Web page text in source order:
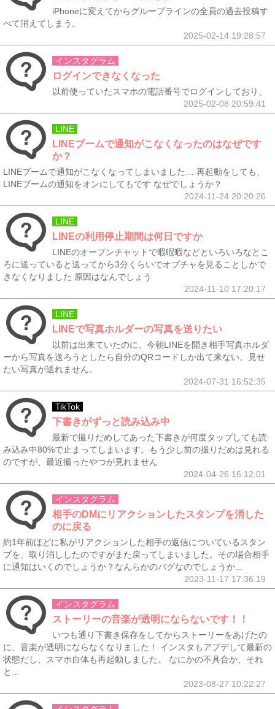
iPhoneに変えてからグループラインの全員の過去投稿す
べて消えてしまう。
2025-02-14 19:28:57
インスタグラム
ログインできなくなった
以前使っていたスマホの電話番号でログインしており、
2025-02-08 20:59:41
LINE
LINEブームで通知がこなくなったのはなぜです
か？
LINEブームで通知がこなくなってしまいました… 再起動をしても、
LINEブームの通知をオンにしてもです なぜでしょうか？
2024-11-24 20:20:26
LINE
LINEの利用停止期間は何日ですか
LINEのオープンチャットで暇暇暇などといろいろなとこ
ろに送っていると送ってから3分くらいでオプチャを見ることしかで
きなくなりました 原因はなんでしょう
2024-11-10 17:20:17
LINE
LINEで写真ホルダーの写真を送りたい
以前は出来ていたのに、今朝LINEを開き相手写真ホルダ
ーから写真を送ろうとしたら自分のQRコードしか出て来ない。見せ
たい写真が送れません。
2024-07-31 16:52:35
TikTok
下書きがずっと読み込み中
最新で撮りだめしてあった下書きが何度タップしても読
み込み中80%で止まってしまいます。もう少し前の撮りだめは見れる
のですが、最近撮ったやつが見れません
2024-04-26 16:12:01
インスタグラム
相手のDMにリアクションしたスタンプを消した
のに戻る
約1年前ほどに私がリアクションした相手の返信についているスタン
プを、取り消ししたのですがまた戻ってしまいました。その場合相手
に通知はいくのでしょうか？なんらかのバグなのでしょうか...
2023-11-17 17:36:19
インスタグラム
ストーリーの音楽が透明にならないです！！
いつも通り下書き保存をしてからストーリーをあげたの
に、音楽が透明にならなくなりました！ インスタもアプデして最新の
状態だし、スマホ自体も再起動しました。 なにかの不具合か、それ
と...
2023-08-27 10:22:27